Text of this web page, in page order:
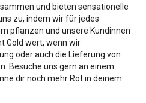
und bieten sensationelle
zu, indem wir für jedes
pflanzen und unsere Kundinnen
Gold wert, wenn wir
oder auch die Lieferung von
Besuche uns gern an einem
dir noch mehr Rot in deinem